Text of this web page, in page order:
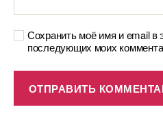
Сохранить моё имя и email в
последующих моих